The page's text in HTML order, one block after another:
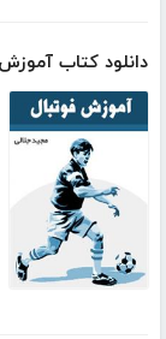
دانلود کتاب